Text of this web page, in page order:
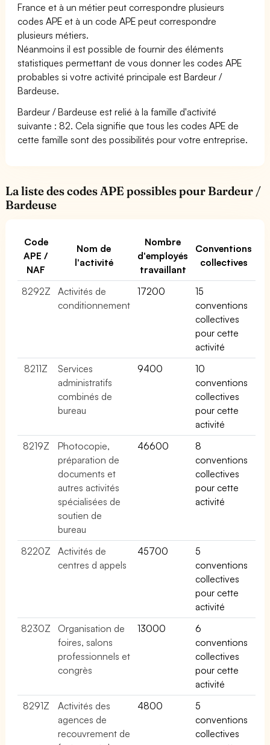
France et à un métier peut correspondre plusieurs
codes APE et à un code APE peut correspondre
plusieurs métiers.
Néanmoins il est possible de fournir des éléments
statistiques permettant de vous donner les codes APE
probables si votre activité principale est Bardeur /
Bardeuse.
Bardeur / Bardeuse est relié à la famille d'activité
suivante : 82. Cela signifie que tous les codes APE de
cette famille sont des possibilités pour votre entreprise.
La liste des codes APE possibles pour Bardeur /
Bardeuse
Code
APE /
NAF
Nom de
l'activité
Nombre
d'employés
travaillant
Conventions
collectives
8292Z
Activités de
conditionnement
17200
15
conventions
collectives
pour cette
activité
8211Z
Services
administratifs
combinés de
bureau
9400
10
conventions
collectives
pour cette
activité
8219Z
Photocopie,
préparation de
documents et
autres activités
spécialisées de
soutien de
bureau
46600
8
conventions
collectives
pour cette
activité
8220Z
Activités de
centres d appels
45700
5
conventions
collectives
pour cette
activité
8230Z
Organisation de
foires, salons
professionnels et
congrès
13000
6
conventions
collectives
pour cette
activité
8291Z
Activités des
agences de
recouvrement de
4800
5
conventions
collectives